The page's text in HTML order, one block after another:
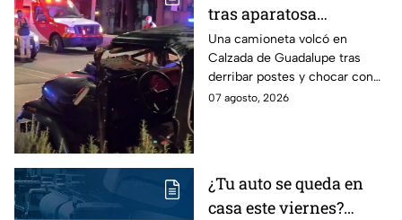
tras aparatosa
volcadura en Tepeyac
Insurgentes y operativo
en la Juárez, mientras
dormía
Una camioneta volcó en
Calzada de Guadalupe tras
derribar postes y chocar con
un árbol, dejando a tres
07 agosto, 2026
¿Tu auto se queda en
casa este viernes?